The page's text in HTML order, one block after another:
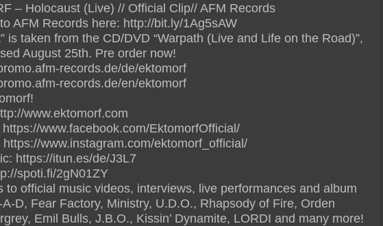
– Holocaust (Live) // Official Clip// AFM Records
AFM Records here: http://bit.ly/1Ag5sAW
is taken from the CD/DVD “Warpath (Live and Life on the Road)”,
August 25th. Pre order now!
records.de/de/ektomorf
records.de/en/ektomorf
www.ektomorf.com
www.facebook.com/EktomorfOfficial/
https://www.instagram.com/ektomorf_official/
https://itun.es/de/J3L7
spoti.fi/2gN01ZY
to official music videos, interviews, live performances and album
D, Fear Factory, Ministry, U.D.O., Rhapsody of Fire, Orden
Emil Bulls, J.B.O., Kissin’ Dynamite, LORDI and many more!